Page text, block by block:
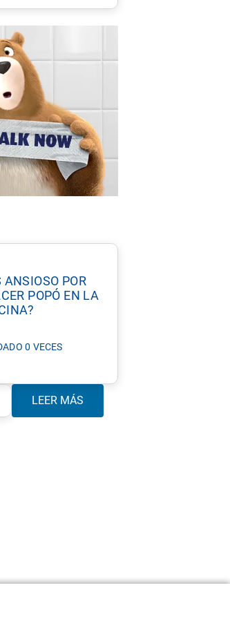
ANSIOSO POR
POPÓ EN LA
0 VECES
LEER MÁS